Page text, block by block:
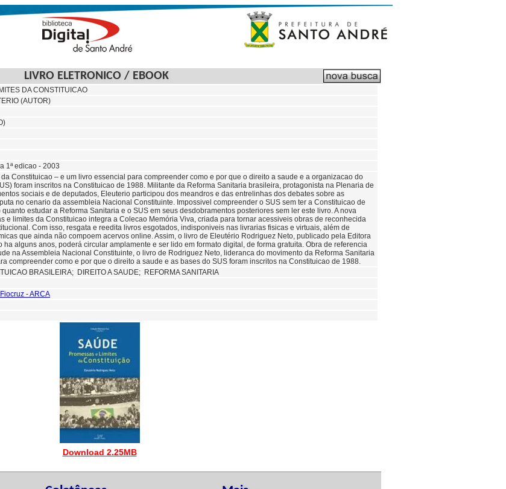
LIVRO ELETRONICO / EBOOK
DA CONSTITUICAO
(AUTOR)
1ª edicao - 2003
Constituicao – e um livro essencial para compreender como e por que o direito a saude e a organizacao do
foram inscritos na Constituicao de 1988. Militante da Reforma Sanitaria brasileira, protagonista na Plenaria de
sociais e de deputados, Eleuterio participou dos meandros e das entrelinhas dos debates sobre as
no cenario da assembleia Nacional Constituinte. Impossivel compreender o SUS sem ter a Constituicao de
estudar a Reforma Sanitaria e o SUS em seus desdobramentos posteriores sem ler este livro. A nova
e limites da Constituicao integra a Colecao Memória Viva, criada para tornar acessiveis obras de reconhecida
Com isso, resgata e reedita livros esgotados, indisponiveis nas livrarias fisicas e virtuais, além de
que ainda não compoem acervos online. Assim, o livro de Eleutério Rodriguez Neto, publicado pela Editora
ha alguns anos, poderá circular amplamente e ser lido em formato digital, de forma gratuita. Obra de referencia
na Assembleia Nacional Constituinte, o livro de Rodriguez Neto, lideranca do movimento da Reforma Sanitaria
compreender como e por que o direito a saude e as bases do SUS foram inscritos na Constituicao de 1988.
BRASILEIRA; DIREITO A SAUDE; REFORMA SANITARIA
- ARCA
Download 2.25MB